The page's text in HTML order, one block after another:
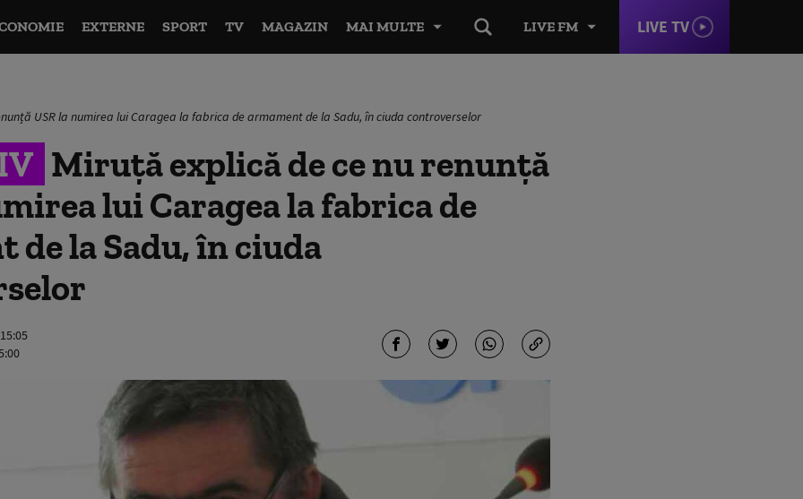
LIVE FM LIVE TV
EXTERNE SPORT TV MAGAZIN MAI MULTE
USR la numirea lui Caragea la fabrica de armament de la Sadu, în ciuda controverselor
Miruță explică de ce nu renunță
lui Caragea la fabrica de
de la Sadu, în ciuda